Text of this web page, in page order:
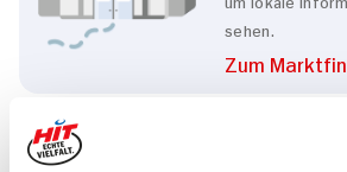
sehen.
Zum
Marke